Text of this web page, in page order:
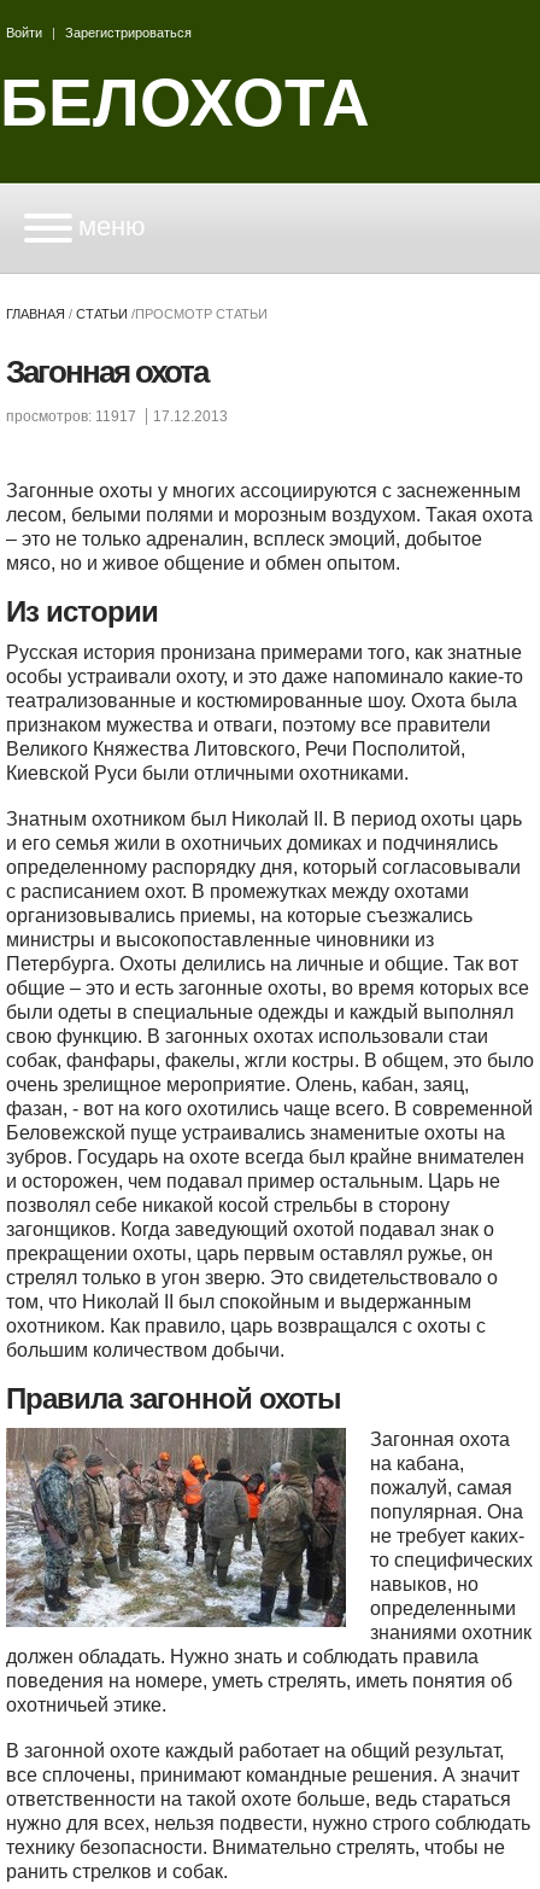
Войти | Зарегистрироваться
БЕЛОХОТА
меню
ГЛАВНАЯ / СТАТЬИ /ПРОСМОТР СТАТЬИ
Загонная охота
просмотров: 11917 17.12.2013
Загонные охоты у многих ассоциируются с заснеженным
лесом, белыми полями и морозным воздухом. Такая охота
– это не только адреналин, всплеск эмоций, добытое
мясо, но и живое общение и обмен опытом.
Из истории
Русская история пронизана примерами того, как знатные
особы устраивали охоту, и это даже напоминало какие-то
театрализованные и костюмированные шоу. Охота была
признаком мужества и отваги, поэтому все правители
Великого Княжества Литовского, Речи Посполитой,
Киевской Руси были отличными охотниками.
Знатным охотником был Николай II. В период охоты царь
и его семья жили в охотничьих домиках и подчинялись
определенному распорядку дня, который согласовывали
с расписанием охот. В промежутках между охотами
организовывались приемы, на которые съезжались
министры и высокопоставленные чиновники из
Петербурга. Охоты делились на личные и общие. Так вот
общие – это и есть загонные охоты, во время которых все
были одеты в специальные одежды и каждый выполнял
свою функцию. В загонных охотах использовали стаи
собак, фанфары, факелы, жгли костры. В общем, это было
очень зрелищное мероприятие. Олень, кабан, заяц,
фазан, - вот на кого охотились чаще всего. В современной
Беловежской пуще устраивались знаменитые охоты на
зубров. Государь на охоте всегда был крайне внимателен
и осторожен, чем подавал пример остальным. Царь не
позволял себе никакой косой стрельбы в сторону
загонщиков. Когда заведующий охотой подавал знак о
прекращении охоты, царь первым оставлял ружье, он
стрелял только в угон зверю. Это свидетельствовало о
том, что Николай II был спокойным и выдержанным
охотником. Как правило, царь возвращался с охоты с
большим количеством добычи.
Правила загонной охоты
Загонная охота
на кабана,
пожалуй, самая
популярная. Она
не требует каких-
то специфических
навыков, но
определенными
знаниями охотник
должен обладать. Нужно знать и соблюдать правила
поведения на номере, уметь стрелять, иметь понятия об
охотничьей этике.
В загонной охоте каждый работает на общий результат,
все сплочены, принимают командные решения. А значит
ответственности на такой охоте больше, ведь стараться
нужно для всех, нельзя подвести, нужно строго соблюдать
технику безопасности. Внимательно стрелять, чтобы не
ранить стрелков и собак.